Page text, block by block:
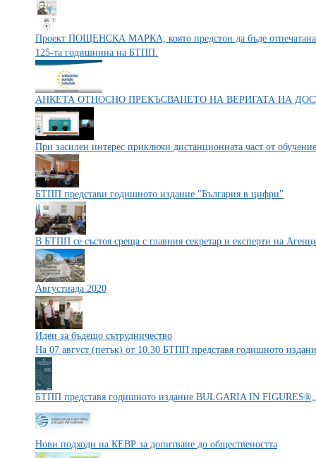
Проект ПОЩЕНСКА МАРКА, която предстои да бъде отпечатана
125-та годишнина на БТПП.
АНКЕТА ОТНОСНО ПРЕКЪСВАНЕТО НА ВЕРИГАТА НА
При засилен интерес приключи дистанционната част от
БТПП представи годишното издание "България в цифри"
В БТПП се състоя среща с главния секретар и експерти на
Августиада 2020
Идеи за бъдещо сътрудничество
На 07 август (петък) от 10.30 БТПП представя годишното
БТПП представя годишното издание BULGARIA IN
Нови подходи на КЕВР за допитване до обществеността